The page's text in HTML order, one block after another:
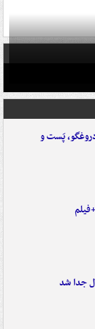
دروغگو، پَست‌ و
جدا شد